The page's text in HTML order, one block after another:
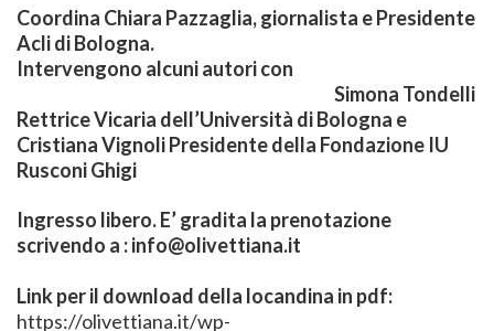
Coordina Chiara Pazzaglia, giornalista e Presidente
Acli di Bologna.
Intervengono alcuni autori con
Simona Tondelli
Rettrice Vicaria dell’Università di Bologna e
Cristiana Vignoli Presidentedella Fondazione IU
RusconiGhigi
Ingresso libero. E’ gradita la prenotazione
scrivendo a : info@olivettiana.it
Link per il download della locandina in pdf:
https://olivettiana.it/wp-